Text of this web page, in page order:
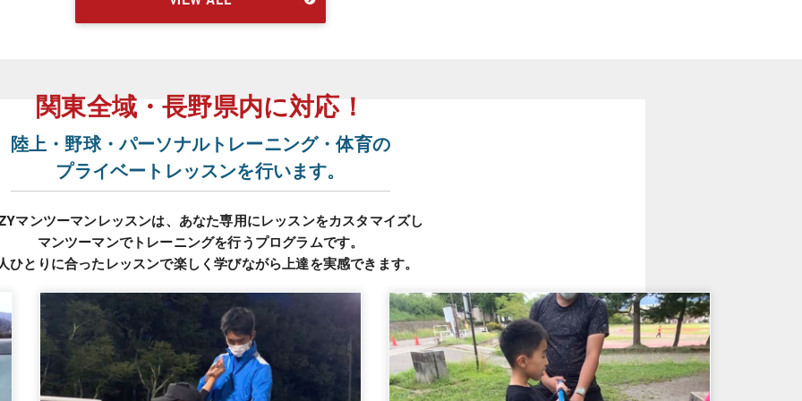
関東全域・長野県内に対応！
陸上・野球・パーソナルトレーニング・体育の
プライベートレッスンを行います。
マンツーマンレッスンは、あなた専用にレッスンをカスタマイズし
マンツーマンでトレーニングを行うプログラムです。
ひとりに合ったレッスンで楽しく学びながら上達を実感できます。